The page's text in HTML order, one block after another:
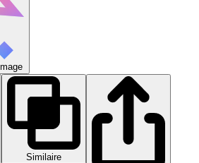
Similaire